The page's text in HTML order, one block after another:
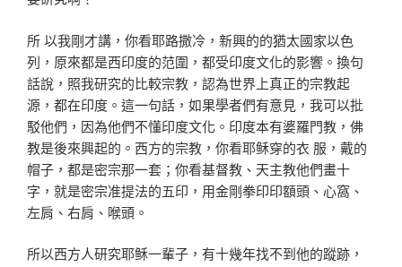
所 以我剛才講，你看耶路撒冷，新興的的猶太國家以色
列，原來都是西印度的范圍，都受印度文化的影響。換句
話說，照我研究的比較宗教，認為世界上真正的宗教起
源，都在印度。這一句話，如果學者們有意見，我可以批
駁他們，因為他們不懂印度文化。印度本有婆羅門教，佛
教是後來興起的。西方的宗教，你看耶稣穿的衣 服，戴的
帽子，都是密宗那一套；你看基督教、天主教他們畫十
字，就是密宗准提法的五印，用金剛拳印印額頭、心窩、
左肩、右肩、喉頭。
所以西方人研究耶稣一輩子，有十幾年找不到他的蹤跡，